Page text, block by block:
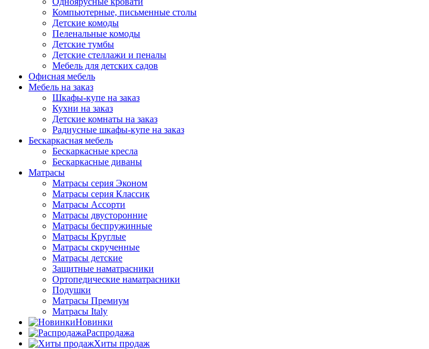
Компьютерные, письменные столы
Детские комоды
Пеленальные комоды
Детские тумбы
Детские стеллажи и пеналы
Мебель для детских садов
Офисная мебель
Мебель на заказ
Шкафы-купе на заказ
Кухни на заказ
Детские комнаты на заказ
Радиусные шкафы-купе на заказ
Бескаркасная мебель
Бескаркасные кресла
Бескаркасные диваны
Матрасы
Матрасы серия Эконом
Матрасы серия Классик
Матрасы Ассорти
Матрасы двусторонние
Матрасы беспружинные
Матрасы Круглые
Матрасы скрученные
Матрасы детские
Защитные наматрасники
Ортопедические наматрасники
Подушки
Матрасы Премиум
Матрасы Italy
Новинки
Распродажа
Хиты продаж